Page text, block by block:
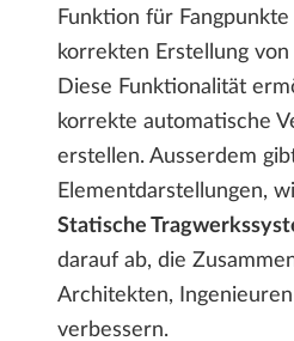
Funktion für
korrekten Erstellung
Diese Funktionalität
korrekte automatische
erstellen. Ausserdem
Elementdarstellungen,
Statische
darauf ab, die
Architekten,
verbessern.